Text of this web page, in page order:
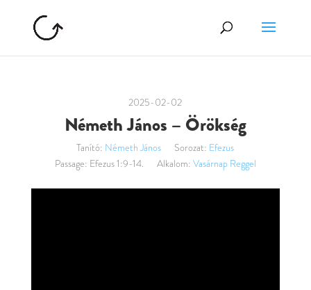
2025-02-02
Németh János – Örökség
Tanító: Németh János Sorozat: Efezus
Passage: Efezus 1:9-14. Alkalom: Vasárnap Reggel